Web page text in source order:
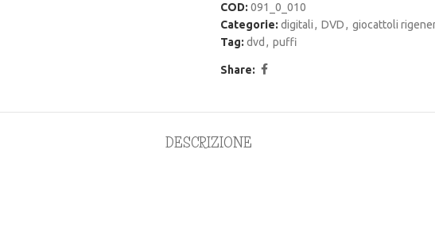
COD: 091_0_010
Categorie: digitali, DVD, giocattoli
Tag: dvd , puffi
Share:
DESCRIZIONE